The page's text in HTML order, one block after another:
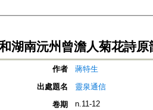
湖南沅州曾澹人菊花詩原
作者
蔣特生
出處題名
靈泉通信
卷期
n.11-12